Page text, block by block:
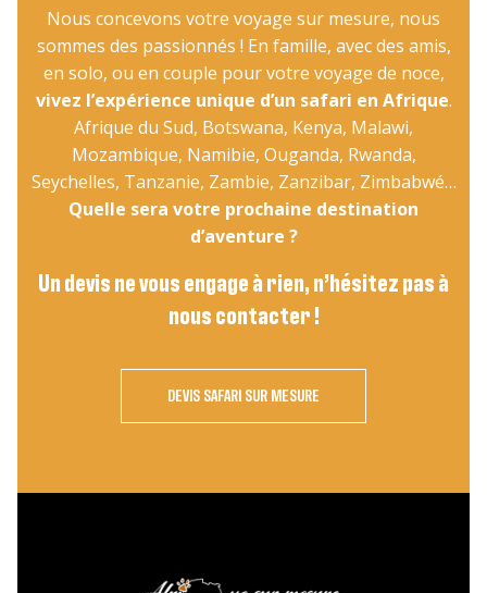
Nous concevons votre voyage sur mesure, nous
sommes des passionnés ! En famille, avec des amis,
en solo, ou en couple pour votre voyage de noce,
vivez l’expérience unique d’un safari en Afrique.
Afrique du Sud, Botswana, Kenya, Malawi,
Mozambique, Namibie, Ouganda, Rwanda,
Seychelles, Tanzanie, Zambie, Zanzibar, Zimbabwé…
Quelle sera votre prochaine destination
d’aventure ?
Un devis ne vous engage à rien, n’hésitez pas à
nous contacter !
DEVIS SAFARI SUR MESURE